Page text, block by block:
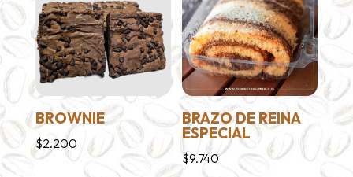
BROWNIE
$2.200
BRAZO DE REINA
ESPECIAL
$9.740